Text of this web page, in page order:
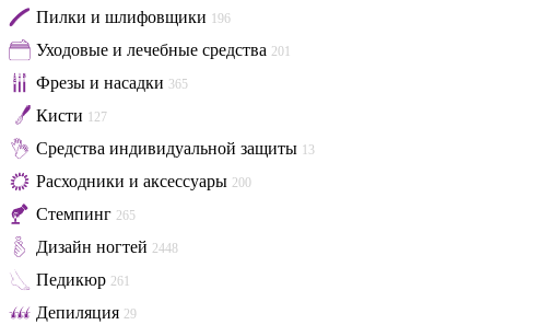
Пилки и шлифовщики 196
Уходовые и лечебные средства 201
Фрезы и насадки 365
Кисти 127
Средства индивидуальной защиты 13
Расходники и аксессуары 200
Стемпинг 265
Дизайн ногтей 2448
Педикюр 261
Депиляция 29